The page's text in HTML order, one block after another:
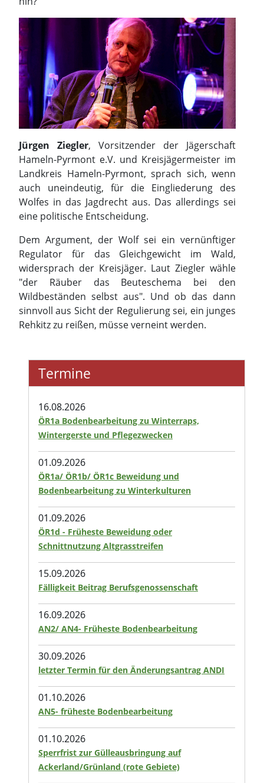
Jürgen Ziegler, Vorsitzender der Jägerschaft
Hameln-Pyrmont e.V. und Kreisjägermeister im
Landkreis Hameln-Pyrmont, sprach sich, wenn
auch uneindeutig, für die Eingliederung des
Wolfes in das Jagdrecht aus. Das allerdings sei
eine politische Entscheidung.
Dem Argument, der Wolf sei ein vernünftiger
Regulator für das Gleichgewicht im Wald,
widersprach der Kreisjäger. Laut Ziegler wähle
"der Räuber das Beuteschema bei den
Wildbeständen selbst aus". Und ob das dann
sinnvoll aus Sicht der Regulierung sei, ein junges
Rehkitz zu reißen, müsse verneint werden.
Termine
16.08.2026
ÖR1a Bodenbearbeitung zu Winterraps,
Wintergerste und Pflegezwecken
01.09.2026
ÖR1a/ ÖR1b/ ÖR1c Beweidung und
Bodenbearbeitung zu Winterkulturen
01.09.2026
ÖR1d - Früheste Beweidung oder
Schnittnutzung Altgrasstreifen
15.09.2026
Fälligkeit Beitrag Berufsgenossenschaft
16.09.2026
AN2/ AN4- Früheste Bodenbearbeitung
30.09.2026
letzter Termin für den Änderungsantrag ANDI
01.10.2026
AN5- früheste Bodenbearbeitung
01.10.2026
Sperrfrist zur Gülleausbringung auf
Ackerland/Grünland (rote Gebiete)